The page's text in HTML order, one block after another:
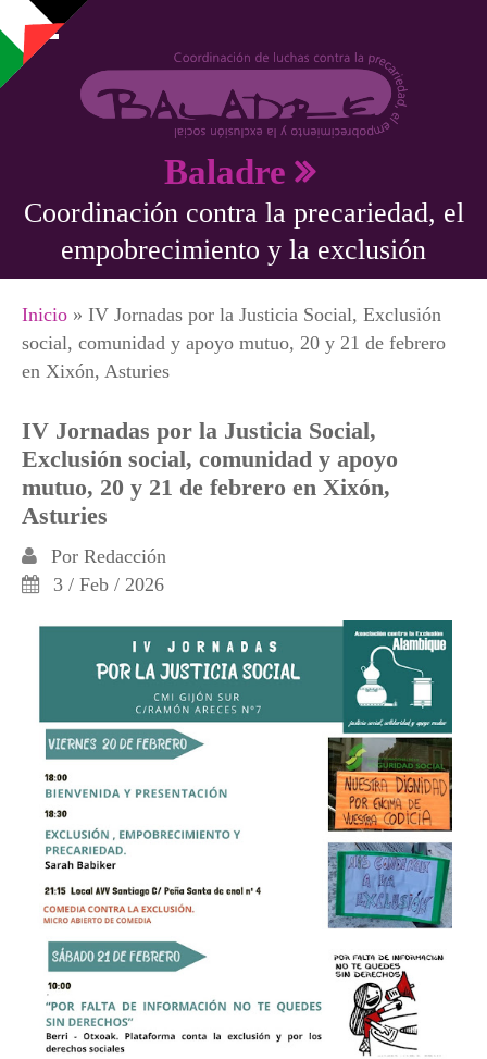
Pasar al contenido principal
Baladre
Coordinación contra la precariedad, el
empobrecimiento y la exclusión
Se encuentra usted aquí
Inicio » IV Jornadas por la Justicia Social, Exclusión
social, comunidad y apoyo mutuo, 20 y 21 de febrero
en Xixón, Asturies
IV Jornadas por la Justicia Social,
Exclusión social, comunidad y apoyo
mutuo, 20 y 21 de febrero en Xixón,
Asturies
Por Redacción
3 / Feb / 2026